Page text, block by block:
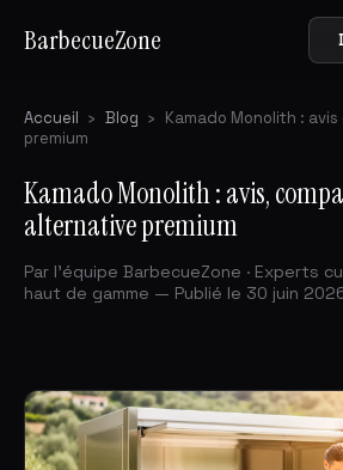
BarbecueZone
Accueil › Blog › Kamado Monolith :
premium
Kamado Monolith : avis,
alternative premium
Par l'équipe BarbecueZone · Experts
haut de gamme — Publié le 30 juin